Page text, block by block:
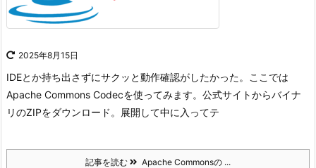
2025年8月15日
IDEとか持ち出さずにサクッと動作確認がしたかった。
ここでは
Apache Commons Codecを使ってみます。 公式サイトからバイナ
リのZIPをダウンロード。
展開して中に入ってテ
記事を読む Apache Commonsの ...